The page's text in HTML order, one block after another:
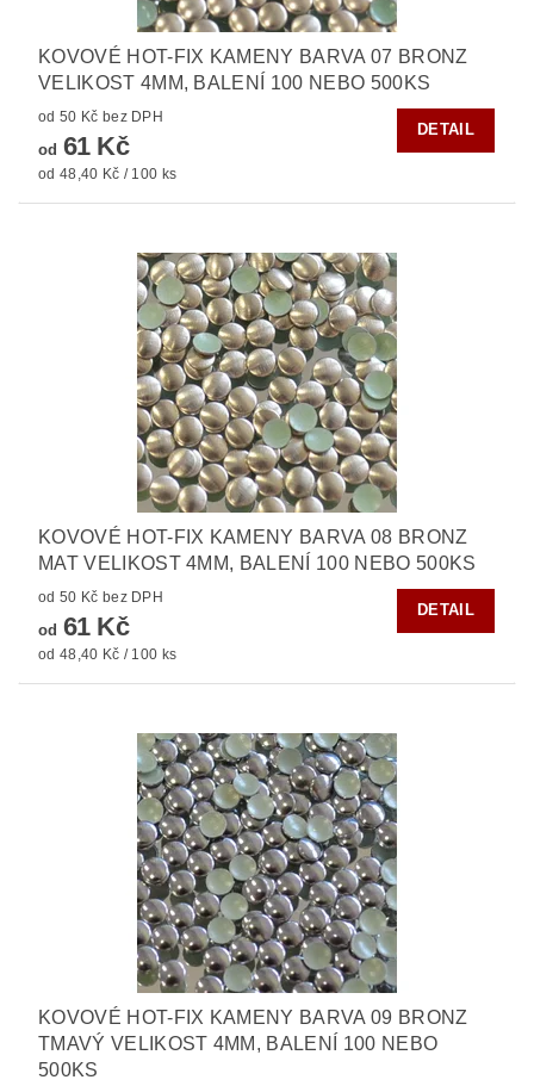
KOVOVÉ HOT-FIX KAMENY BARVA 07 BRONZ
VELIKOST 4MM, BALENÍ 100 NEBO 500KS
od 50 Kč bez DPH
od 61 Kč
od 48,40 Kč / 100 ks
DETAIL
KOVOVÉ HOT-FIX KAMENY BARVA 08 BRONZ
MAT VELIKOST 4MM, BALENÍ 100 NEBO 500KS
od 50 Kč bez DPH
od 61 Kč
od 48,40 Kč / 100 ks
DETAIL
KOVOVÉ HOT-FIX KAMENY BARVA 09 BRONZ
TMAVÝ VELIKOST 4MM, BALENÍ 100 NEBO
500KS